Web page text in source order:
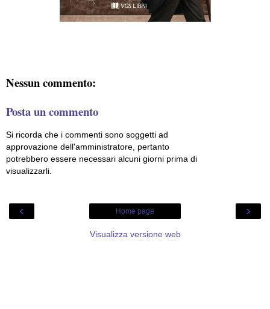
Nessun commento:
Posta un commento
Si ricorda che i commenti sono soggetti ad
approvazione dell'amministratore, pertanto
potrebbero essere necessari alcuni giorni prima di
visualizzarli.
‹ ›
Home page
Visualizza versione web